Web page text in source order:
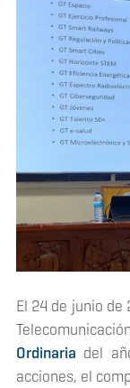
El 24 de junio de
Ordinaria del
acciones, el